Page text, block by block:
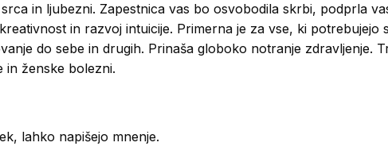
in ljubezni. Zapestnica vas bo osvobodila skrbi, podprla
in razvoj intuicije. Primerna je za vse, ki potrebujejo
do sebe in drugih. Prinaša globoko notranje zdravljenje.
in ženske bolezni.
lahko napišejo mnenje.